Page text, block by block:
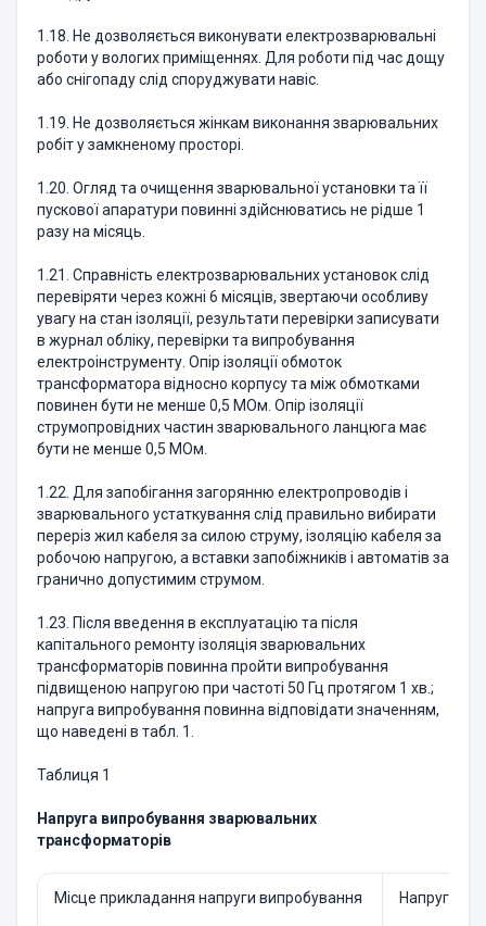
1.18. Не дозволяється виконувати електрозварювальні
роботи у вологих приміщеннях. Для роботи під час дощу
або снігопаду слід споруджувати навіс.
1.19. Не дозволяється жінкам виконання зварювальних
робіт у замкненому просторі.
1.20. Огляд та очищення зварювальної установки та її
пускової апаратури повинні здійснюватись не рідше 1
разу на місяць.
1.21. Справність електрозварювальних установок слід
перевіряти через кожні 6 місяців, звертаючи особливу
увагу на стан ізоляції, результати перевірки записувати
в журнал обліку, перевірки та випробування
електроінструменту. Опір ізоляції обмоток
трансформатора відносно корпусу та між обмотками
повинен бути не менше 0,5 МОм. Опір ізоляції
струмопровідних частин зварювального ланцюга має
бути не менше 0,5 МОм.
1.22. Для запобігання загорянню електропроводів і
зварювального устаткування слід правильно вибирати
переріз жил кабеля за силою струму, ізоляцію кабеля за
робочою напругою, а вставки запобіжників і автоматів за
гранично допустимим струмом.
1.23. Після введення в експлуатацію та після
капітального ремонту ізоляція зварювальних
трансформаторів повинна пройти випробування
підвищеною напругою при частоті 50 Гц протягом 1 хв.;
напруга випробування повинна відповідати значенням,
що наведені в табл. 1.
Таблиця 1
Напруга випробування зварювальних
трансформаторів
Місце прикладання напруги випробування Напруга